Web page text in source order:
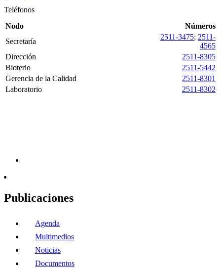
Teléfonos
Nodo
Números
Secretaría
2511-3475; 2511-
4565
Dirección
2511-8305
Bioterio
2511-5442
Gerencia de la Calidad
2511-8301
Laboratorio
2511-8302
Publicaciones
Agenda
Multimedios
Noticias
Documentos